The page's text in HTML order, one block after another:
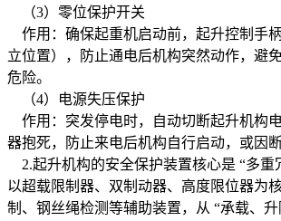
（3）零位保护开关
作用：确保起重机启动前，起升控制手
立位置），防止通电后机构突然动作，避
危险。
（4）电源失压保护
作用：突发停电时，自动切断起升机构
器抱死，防止来电后机构自行启动，或因
2.起升机构的安全保护装置核心是 “多重
以超载限制器、双制动器、高度限位器为
制、钢丝绳检测等辅助装置，从 “承载、